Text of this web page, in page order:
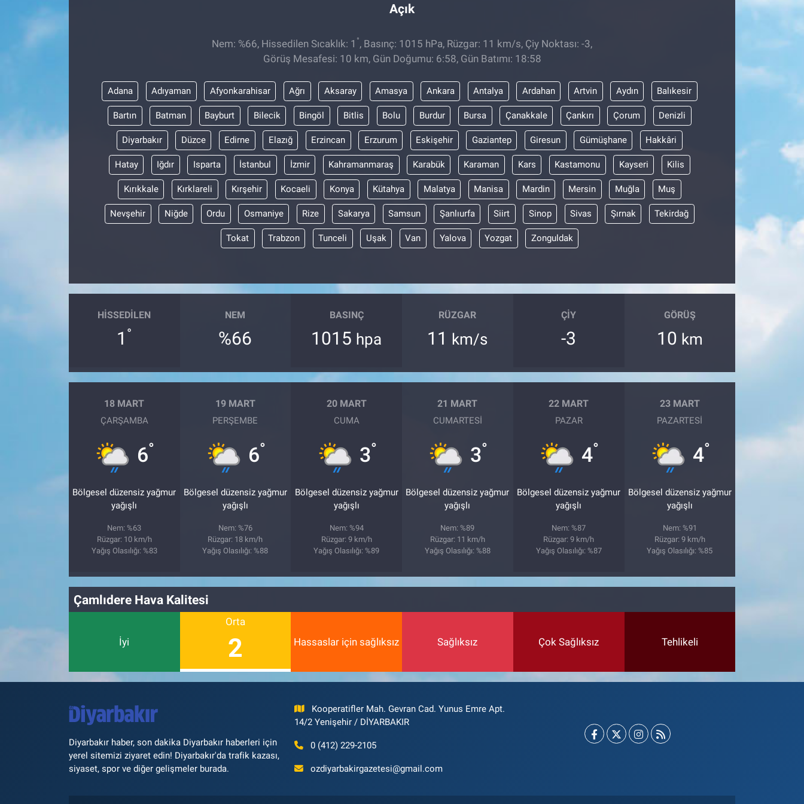
Açık
Nem: %66, Hissedilen Sıcaklık: 1 °, Basınç: 1015 hPa, Rüzgar: 11 km/s, Çiy Noktası: -3,
Görüş Mesafesi: 10 km, Gün Doğumu: 6:58, Gün Batımı: 18:58
Adana Adıyaman Afyonkarahisar Ağrı Aksaray Amasya Ankara Antalya Ardahan Artvin Aydın Balıkesir
Bartın Batman Bayburt Bilecik Bingöl Bitlis Bolu Burdur Bursa Çanakkale Çankırı Çorum Denizli
Diyarbakır Düzce Edirne Elazığ Erzincan Erzurum Eskişehir Gaziantep Giresun Gümüşhane Hakkâri
Hatay Iğdır Isparta İstanbul İzmir Kahramanmaraş Karabük Karaman Kars Kastamonu Kayseri Kilis
Kırıkkale Kırklareli Kırşehir Kocaeli Konya Kütahya Malatya Manisa Mardin Mersin Muğla Muş
Nevşehir Niğde Ordu Osmaniye Rize Sakarya Samsun Şanlıurfa Siirt Sinop Sivas Şırnak Tekirdağ
Tokat Trabzon Tunceli Uşak Van Yalova Yozgat Zonguldak
HISSEDILEN
1 °
NEM
%66
BASINÇ
1015 hpa
RÜZGAR
11 km/s
ÇIY
-3
GÖRÜŞ
10 km
18 MART
ÇARŞAMBA
6°
Bölgesel düzensiz yağmur
yağışlı
Nem: %63
Rüzgar: 10 km/h
Yağış Olasılığı: %83
19 MART
PERŞEMBE
6°
Bölgesel düzensiz yağmur
yağışlı
Nem: %76
Rüzgar: 18 km/h
Yağış Olasılığı: %88
20 MART
CUMA
3°
Bölgesel düzensiz yağmur
yağışlı
Nem: %94
Rüzgar: 9 km/h
Yağış Olasılığı: %89
21 MART
CUMARTESI
3°
Bölgesel düzensiz yağmur
yağışlı
Nem: %89
Rüzgar: 11 km/h
Yağış Olasılığı: %88
22 MART
PAZAR
4°
Bölgesel düzensiz yağmur
yağışlı
Nem: %87
Rüzgar: 9 km/h
Yağış Olasılığı: %87
23 MART
PAZARTESI
4°
Bölgesel düzensiz yağmur
yağışlı
Nem: %91
Rüzgar: 9 km/h
Yağış Olasılığı: %85
Çamlıdere Hava Kalitesi
İyi
Orta
2 Hassaslar için sağlıksız Sağlıksız Çok Sağlıksız Tehlikeli
Diyarbakır haber, son dakika Diyarbakır haberleri için
yerel sitemizi ziyaret edin! Diyarbakır'da trafik kazası,
siyaset, spor ve diğer gelişmeler burada.
Kooperatifler Mah. Gevran Cad. Yunus Emre Apt.
14/2 Yenişehir / DİYARBAKIR
0 (412) 229-2105
ozdiyarbakirgazetesi@gmail.com
EĞİTİM
SPOR